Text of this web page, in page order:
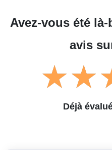
Avez-vous été
avis
Déjà